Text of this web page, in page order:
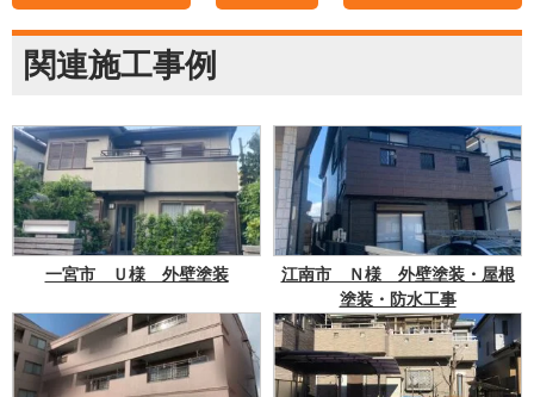
関連施工事例
一宮市 Ｕ様 外壁塗装
江南市 Ｎ様 外壁塗装・屋根
塗装・防水工事